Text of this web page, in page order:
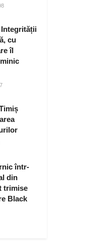
Integrității
cu
îl
într-
din
trimise
Black